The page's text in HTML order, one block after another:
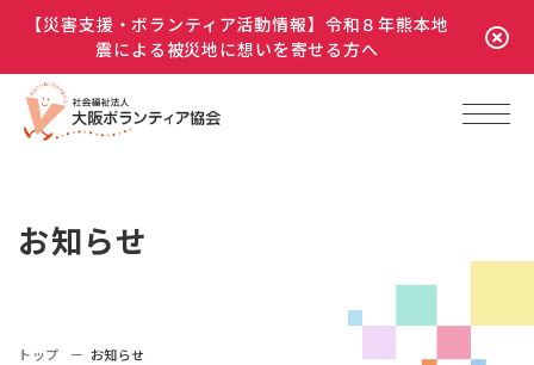
【災害支援・ボランティア活動情報】令和８年熊本地
震による被災地に想いを寄せる方へ
お知らせ
トップ お知らせ